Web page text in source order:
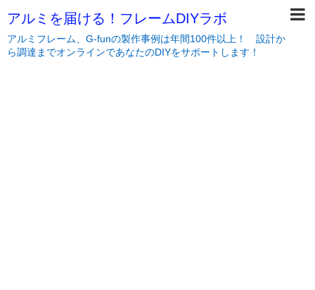
アルミを届ける！フレームDIYラボ
アルミフレーム、G-funの製作事例は年間100件以上！ 設計か
ら調達までオンラインであなたのDIYをサポートします！